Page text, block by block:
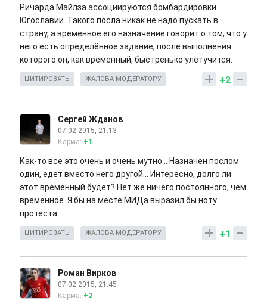
Ричарда Майлза ассоциируются бомбардировки
Югославии. Такого посла никак не надо пускать в
страну, а временное его назначение говорит о том, что у
него есть определённое задание, после выполнения
которого он, как временный, быстренько улетучится.
+2
ЦИТИРОВАТЬ ЖАЛОБА МОДЕРАТОРУ
Сергей Жданов
07.02.2015, 21:13
Карма: +1
Как-то все это очень и очень мутно... Назначен послом
один, едет вместо него другой... Интересно, долго ли
этот временный будет? Нет же ничего постоянного, чем
временное. Я бы на месте МИДа выразил бы ноту
протеста.
+1
ЦИТИРОВАТЬ ЖАЛОБА МОДЕРАТОРУ
Роман Вирков
07.02.2015, 21:45
Карма: +2